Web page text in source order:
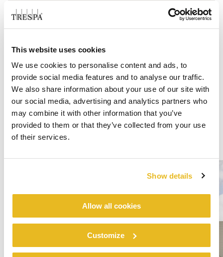
This website uses cookies
We use cookies to personalise content and ads, to
provide social media features and to analyse our traffic.
We also share information about your use of our site with
our social media, advertising and analytics partners who
may combine it with other information that you’ve
provided to them or that they’ve collected from your use
of their services.
Show details
Allow all cookies
Customize